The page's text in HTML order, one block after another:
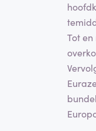
Tot